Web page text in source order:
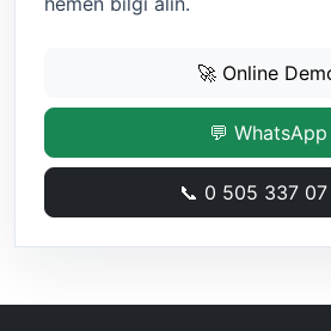
🚀 Online
💬 WhatsApp
📞 0 505 337